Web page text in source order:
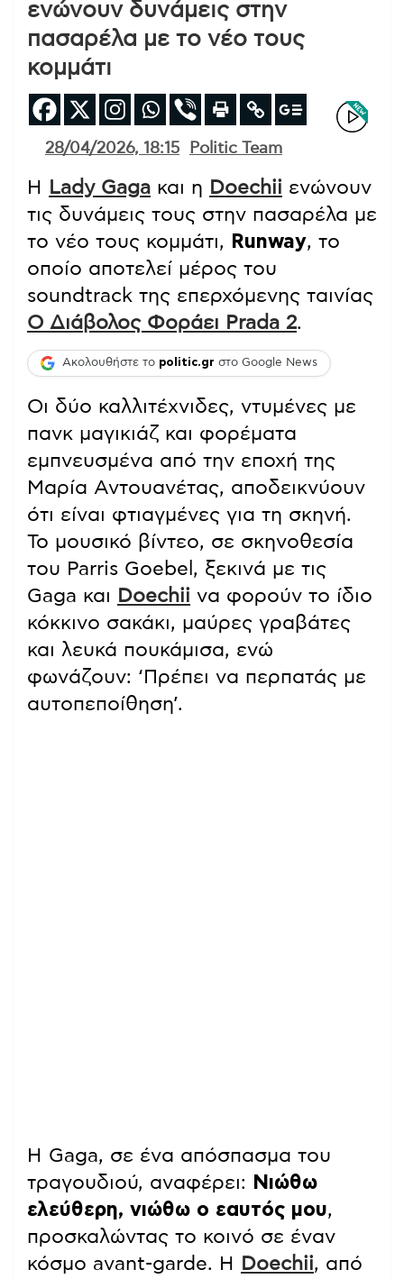
ενώνουν δυνάμεις στην
πασαρέλα με το νέο τους
κομμάτι
28/04/2026, 18:15 Politic Team
Η Lady Gaga και η Doechii ενώνουν
τις δυνάμεις τους στην πασαρέλα με
το νέο τους κομμάτι,
Runway, το
οποίο αποτελεί μέρος του
soundtrack της επερχόμενης ταινίας
Ο Διάβολος Φοράει Prada 2.
Ακολουθήστε το politic.gr στο Google News
Οι δύο καλλιτέχνιδες, ντυμένες με
πανκ μαγικιάζ και φορέματα
εμπνευσμένα από την εποχή της
Μαρία Αντουανέτας, αποδεικνύουν
ότι είναι φτιαγμένες για τη σκηνή.
Το μουσικό βίντεο, σε σκηνοθεσία
του Parris Goebel, ξεκινά με τις
Gaga και
Doechii να φορούν το ίδιο
κόκκινο σακάκι, μαύρες γραβάτες
και λευκά πουκάμισα, ενώ
φωνάζουν: ‘Πρέπει να περπατάς με
αυτοπεποίθηση’.
Η Gaga, σε ένα απόσπασμα του
τραγουδιού, αναφέρει:
Νιώθω
ελεύθερη, νιώθω ο εαυτός μου,
προσκαλώντας το κοινό σε έναν
κόσμο avant-garde. Η
Doechii, από